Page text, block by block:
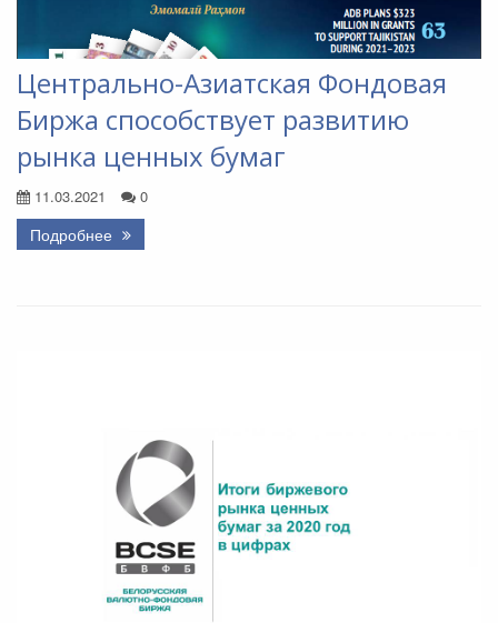
Центрально-Азиатская Фондовая
Биржа способствует развитию
рынка ценных бумаг
11.03.2021 0
Подробнее